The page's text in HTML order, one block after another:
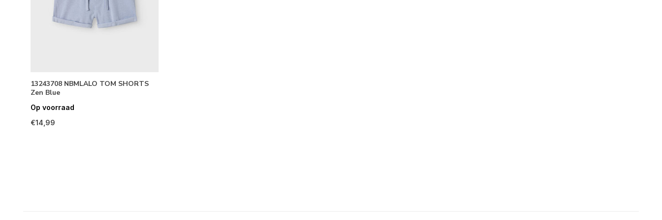
13243708 NBMLALO TOM SHORTS
Zen Blue
Op voorraad
€14,99